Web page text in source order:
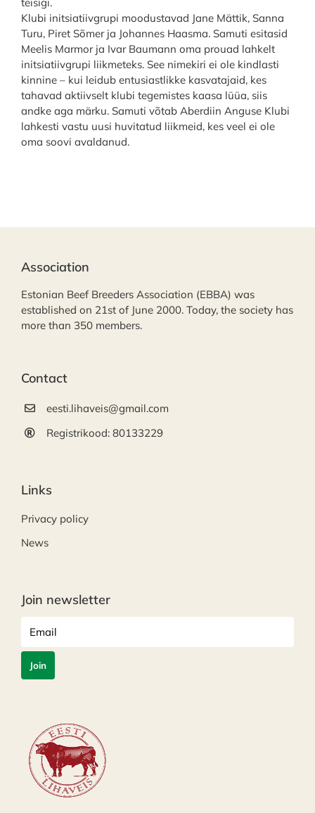
Klubi initsiatiivgrupi moodustavad Jane Mättik, Sanna
Turu, Piret Sõmer ja Johannes Haasma. Samuti esitasid
Meelis Marmor ja Ivar Baumann oma prouad lahkelt
initsiatiivgrupi liikmeteks. See nimekiri ei ole kindlasti
kinnine – kui leidub entusiastlikke kasvatajaid, kes
tahavad aktiivselt klubi tegemistes kaasa lüüa, siis
andke aga märku. Samuti võtab Aberdiin Anguse Klubi
lahkesti vastu uusi huvitatud liikmeid, kes veel ei ole
oma soovi avaldanud.
Association
Estonian Beef Breeders Association (EBBA) was
established on 21st of June 2000. Today, the society has
more than 350 members.
Contact
eesti.lihaveis@gmail.com
Registrikood: 80133229
Links
Privacy policy
News
Join newsletter